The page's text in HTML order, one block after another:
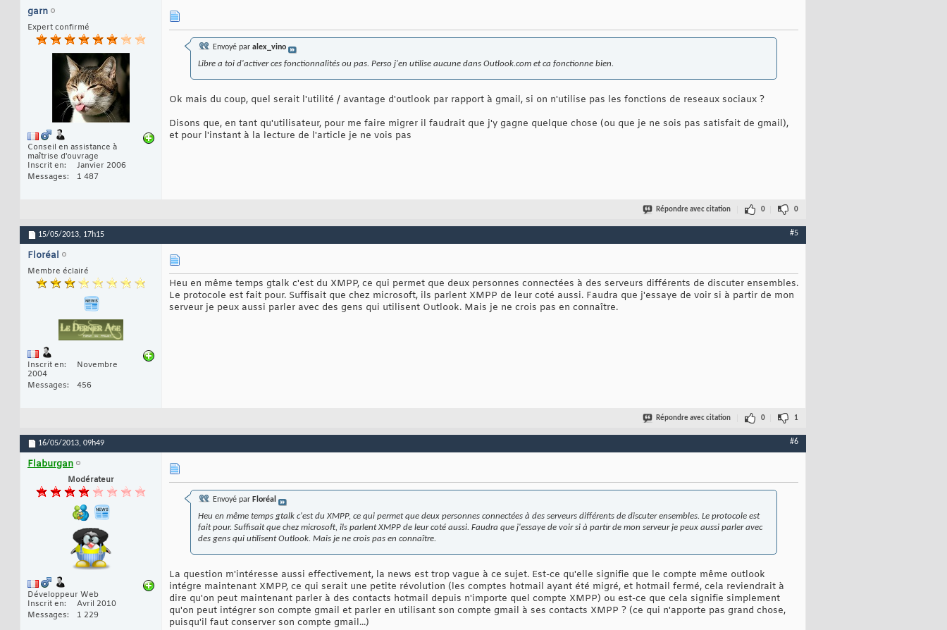
garn
Expert confirmé
Conseil en assistance à
maîtrise d'ouvrage
Inscrit en
Janvier 2006
Messages
1 487
Envoyé par alex_vino
Libre a toi d'activer ces fonctionnalités ou pas. Perso j'en utilise aucune dans Outlook.com et ca fonctionne bien.
Ok mais du coup, quel serait l'utilité / avantage d'outlook par rapport à gmail, si on n'utilise pas les fonctions de reseaux sociaux ?
Disons que, en tant qu'utilisateur, pour me faire migrer il faudrait que j'y gagne quelque chose (ou que je ne sois pas satisfait de gmail),
et pour l'instant à la lecture de l'article je ne vois pas
Répondre avec citation 0 0
15/05/2013, 17h15 #5
Floréal
Membre éclairé
Inscrit en
Novembre
2004
Messages
456
Heu en même temps gtalk c'est du XMPP, ce qui permet que deux personnes connectées à des serveurs différents de discuter ensembles.
Le protocole est fait pour. Suffisait que chez microsoft, ils parlent XMPP de leur coté aussi. Faudra que j'essaye de voir si à partir de mon
serveur je peux aussi parler avec des gens qui utilisent Outlook. Mais je ne crois pas en connaître.
Répondre avec citation 0 1
16/05/2013, 09h49 #6
Flaburgan
Modérateur
Développeur Web
Inscrit en
Avril 2010
Messages
1 229
Envoyé par Floréal
Heu en même temps gtalk c'est du XMPP, ce qui permet que deux personnes connectées à des serveurs différents de discuter ensembles. Le protocole est
fait pour. Suffisait que chez microsoft, ils parlent XMPP de leur coté aussi. Faudra que j'essaye de voir si à partir de mon serveur je peux aussi parler avec
des gens qui utilisent Outlook. Mais je ne crois pas en connaître.
La question m'intéresse aussi effectivement, la news est trop vague à ce sujet. Est-ce qu'elle signifie que le compte même outlook
intégre maintenant XMPP, ce qui serait une petite révolution (les comptes hotmail ayant été migré, et hotmail fermé, cela reviendrait à
dire qu'on peut maintenant parler à des contacts hotmail depuis n'importe quel compte XMPP) ou est-ce que cela signifie simplement
qu'on peut intégrer son compte gmail et parler en utilisant son compte gmail à ses contacts XMPP ? (ce qui n'apporte pas grand chose,
puisqu'il faut conserver son compte gmail...)